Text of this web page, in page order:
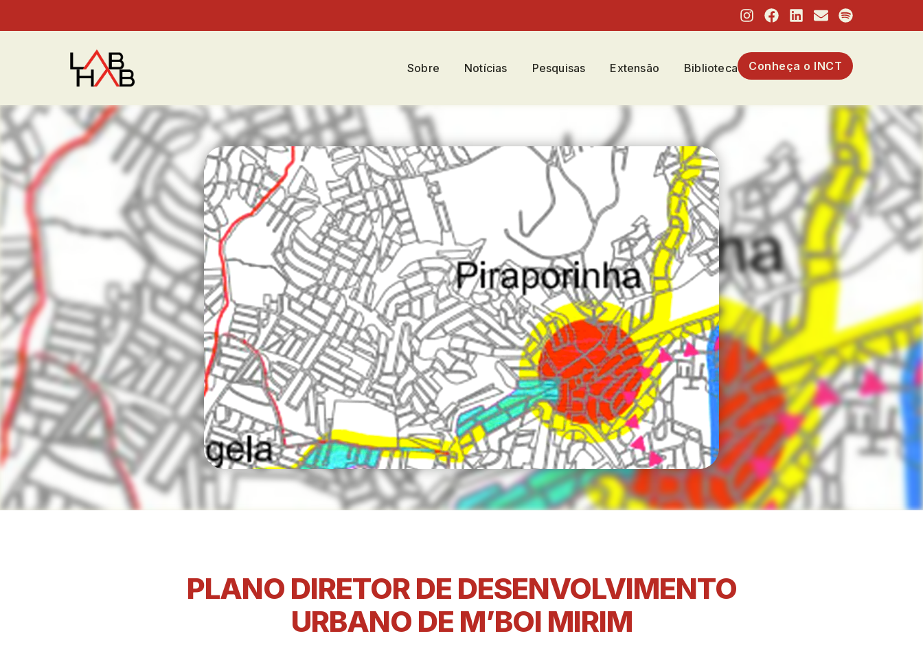
Sobre Notícias Pesquisas Extensão Biblioteca Conheça o INCT
PLANO DIRETOR DE DESENVOLVIMENTO
URBANO DE M’BOI MIRIM